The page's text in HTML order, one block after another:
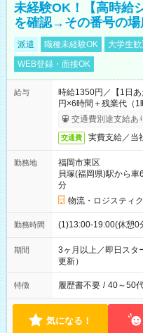
未経験OK！【高時給
を確認→その番号の場
派遣 職種未経験OK 大学生歓
WEB登録・面接OK
給与
時給1350円／【1日
円×6時間＋残業代（
1,350円×6時間
交通費別途支給あ
交通費 実費支給／当
勤務地
福岡市東区
貝塚(福岡県)駅から車
分
物流・ロジスティ
勤務時間 (1)13:00-19:00(休憩0
期間
3ヶ月以上／即日スタ
更新）
特徴 履歴書不要 / 40～50
気になる！